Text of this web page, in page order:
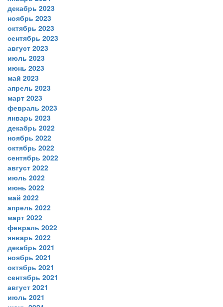
декабрь 2023
ноябрь 2023
октябрь 2023
сентябрь 2023
август 2023
июль 2023
июнь 2023
май 2023
апрель 2023
март 2023
февраль 2023
январь 2023
декабрь 2022
ноябрь 2022
октябрь 2022
сентябрь 2022
август 2022
июль 2022
июнь 2022
май 2022
апрель 2022
март 2022
февраль 2022
январь 2022
декабрь 2021
ноябрь 2021
октябрь 2021
сентябрь 2021
август 2021
июль 2021